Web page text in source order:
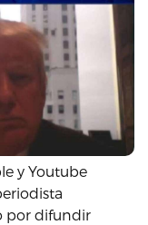
y Youtube
por difundir